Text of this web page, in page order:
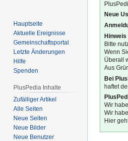
Neue
Bitte
Wenn
Überall
Aus
Bei
haftet
Wir
Wir
Hier
Hauptseite
Aktuelle Ereignisse
Gemeinschafts­portal
Letzte Änderungen
Hilfe
Spenden
PlusPedia Inhalte
Zufälliger Artikel
Alle Seiten
Neue Seiten
Neue Bilder
Neue Benutzer